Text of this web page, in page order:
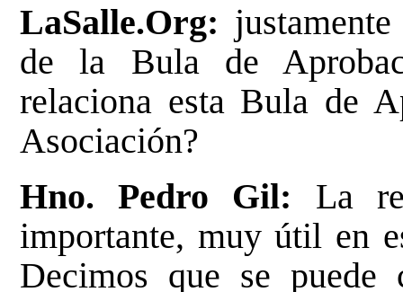
LaSalle.Org:
de la Bula de
relaciona esta Bula de
Asociación?
Hno. Pedro Gil: La
importante, muy útil en
Decimos que se puede